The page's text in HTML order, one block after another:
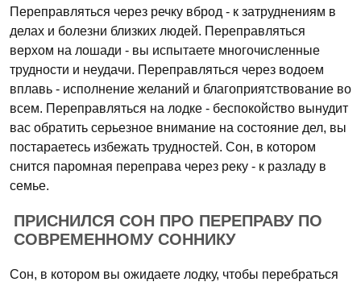
Переправляться через речку вброд - к затруднениям в
делах и болезни близких людей. Переправляться
верхом на лошади - вы испытаете многочисленные
трудности и неудачи. Переправляться через водоем
вплавь - исполнение желаний и благоприятствование во
всем. Переправляться на лодке - беспокойство вынудит
вас обратить серьезное внимание на состояние дел, вы
постараетесь избежать трудностей. Сон, в котором
снится паромная переправа через реку - к разладу в
семье.
ПРИСНИЛСЯ СОН ПРО ПЕРЕПРАВУ ПО
СОВРЕМЕННОМУ СОННИКУ
Сон, в котором вы ожидаете лодку, чтобы перебраться